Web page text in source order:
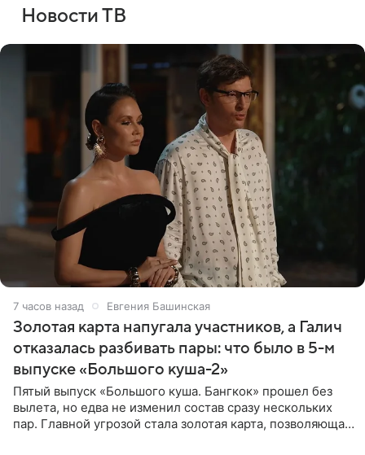
Новости ТВ
7 часов назад Евгения Башинская
Золотая карта напугала участников, а Галич
отказалась разбивать пары: что было в 5-м
выпуске «Большого куша-2»
Пятый выпуск «Большого куша. Бангкок» прошел без
вылета, но едва не изменил состав сразу нескольких
пар. Главной угрозой стала золотая карта, позволяющая